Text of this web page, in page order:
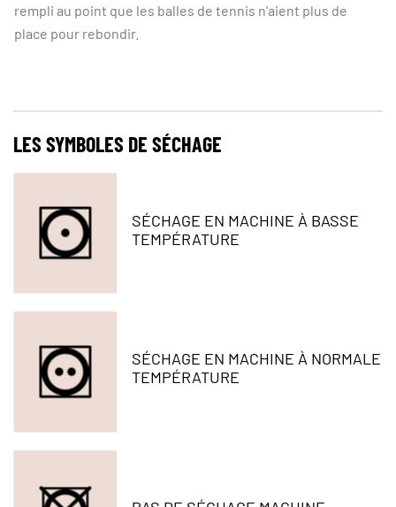
rempli au point que les balles de tennis n'aient plus de
place pour rebondir.
LES SYMBOLES DE SÉCHAGE​​​​​​​
SÉCHAGE EN MACHINE À BASSE
TEMPÉRATURE
SÉCHAGE EN MACHINE À NORMALE
TEMPÉRATURE